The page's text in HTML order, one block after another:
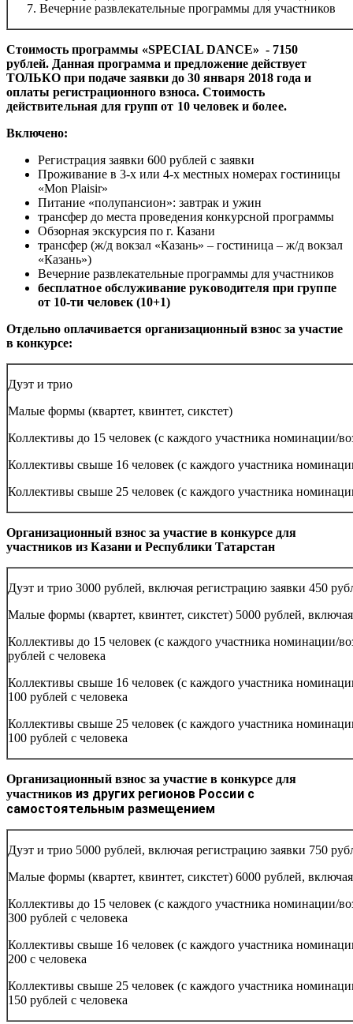
Вечерние развлекательные программы для участников
Стоимость программы «SPECIAL DANCE» - 7150
рублей. Данная программа и предложение действует
ТОЛЬКО при подаче заявки до 30 января 2018 года и
оплаты регистрационного взноса. Стоимость
действительная для групп от 10 человек и более.
Включено:
Регистрация заявки 600 рублей с заявки
Проживание в 3-х или 4-х местных номерах гостиницы
«Mon Plaisir»
Питание «полупансион»: завтрак и ужин
трансфер до места проведения конкурсной программы
Обзорная экскурсия по г. Казани
трансфер (ж/д вокзал «Казань» – гостиница – ж/д вокзал
«Казань»)
Вечерние развлекательные программы для участников
бесплатное обслуживание руководителя при группе
от 10-ти человек (10+1)
Отдельно оплачивается организационный взнос за участие
в конкурсе:
Дуэт и трио
Малые формы (квартет, квинтет, сикстет)
Коллективы до 15 человек (с каждого участника номинации/
Коллективы свыше 16 человек (с каждого участника
Коллективы свыше 25 человек (с каждого участника
Организационный взнос за участие в конкурсе для
участников из Казани и Республики Татарстан
Дуэт и трио 3000 рублей, включая регистрацию заявки 450
Малые формы (квартет, квинтет, сикстет) 5000 рублей,
Коллективы до 15 человек (с каждого участника номинации/
рублей с человека
Коллективы свыше 16 человек (с каждого участника
100 рублей с человека
Коллективы свыше 25 человек (с каждого участника
100 рублей с человека
Организационный взнос за участие в конкурсе для
участников из других регионов России с
самостоятельным размещением
Дуэт и трио 5000 рублей, включая регистрацию заявки 750
Малые формы (квартет, квинтет, сикстет) 6000 рублей,
Коллективы до 15 человек (с каждого участника номинации/
300 рублей с человека
Коллективы свыше 16 человек (с каждого участника
200 с человека
Коллективы свыше 25 человек (с каждого участника
150 рублей с человека